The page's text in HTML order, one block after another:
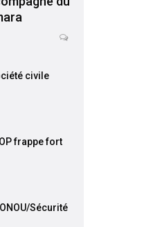
civile
frappe fort
Sécurité